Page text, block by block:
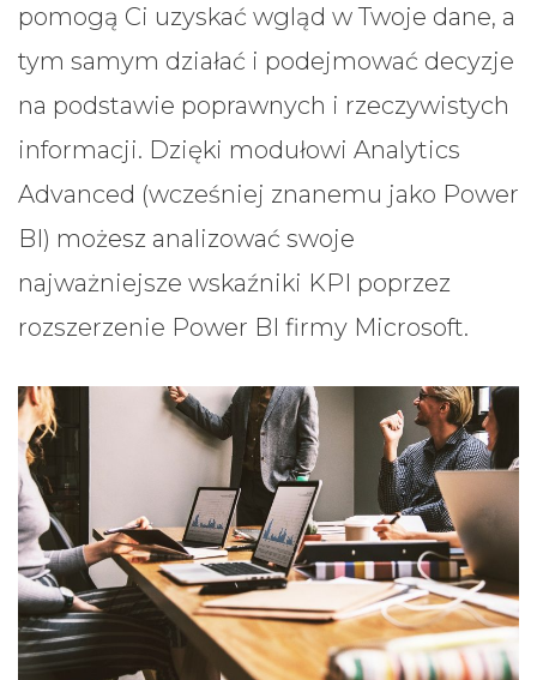
pomogą Ci uzyskać wgląd w Twoje dane, a
tym samym działać i podejmować decyzje
na podstawie poprawnych i rzeczywistych
informacji. Dzięki modułowi Analytics
Advanced (wcześniej znanemu jako Power
BI) możesz analizować swoje
najważniejsze wskaźniki KPI poprzez
rozszerzenie Power BI firmy Microsoft.